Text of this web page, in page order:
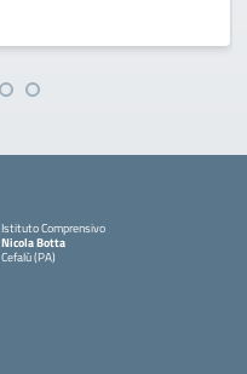
Istituto Comprensivo
Nicola Botta
Cefalù (PA)